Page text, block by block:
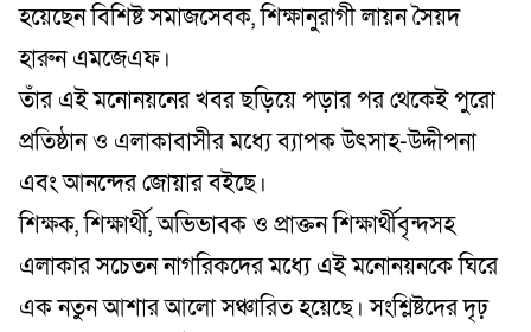
হয়েছেন বিশিষ্ট সমাজসেবক, শিক্ষানুরাগী লায়ন সৈয়দ
হারুন এমজেএফ।
তাঁর এই মনোনয়নের খবর ছড়িয়ে পড়ার পর থেকেই পুরো
প্রতিষ্ঠান ও এলাকাবাসীর মধ্যে ব্যাপক উৎসাহ-উদ্দীপনা
এবং আনন্দের জোয়ার বইছে।
​শিক্ষক, শিক্ষার্থী, অভিভাবক ও প্রাক্তন শিক্ষার্থীবৃন্দসহ
এলাকার সচেতন নাগরিকদের মধ্যে এই মনোনয়নকে ঘিরে
এক নতুন আশার আলো সঞ্চারিত হয়েছে। সংশ্লিষ্টদের দৃঢ়